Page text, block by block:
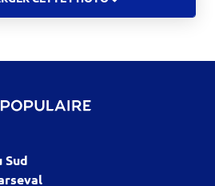
Sud